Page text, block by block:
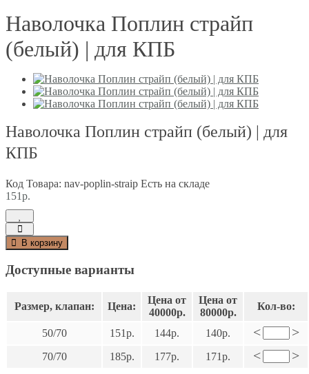
Наволочка Поплин страйп
(белый) | для КПБ
Наволочка Поплин страйп (белый) | для
КПБ
Код Товара: nav-poplin-straip Есть на складе
151р.
В корзину
Доступные варианты
Размер, клапан: Цена:
Цена от
40000р.
Цена от
80000р.
Кол-во:
50/70 151р. 144р. 140р. < >
70/70 185р. 177р. 171р. < >